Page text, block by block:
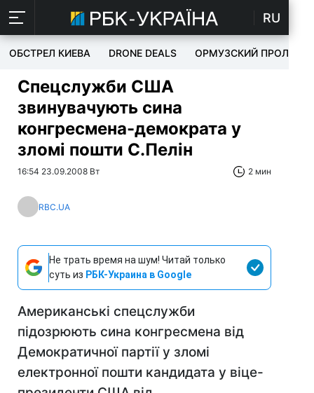
RU
ОБСТРЕЛ КИЕВА DRONE DEALS ОРМУЗСКИЙ ПРОЛИВ
Спецслужби США
звинувачують сина
конгресмена-демократа у
зломі пошти С.Пелін
16:54 23.09.2008 Вт 2 мин
RBC.UA
Не трать время на шум! Читай только
суть из РБК-Украина в Google
Американські спецслужби
підозрюють сина конгресмена від
Демократичної партії у зломі
електронної пошти кандидата у віце-